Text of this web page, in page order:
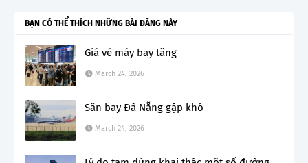
BẠN CÓ THỂ THÍCH NHỮNG BÀI ĐĂNG NÀY
Giá vé máy bay tăng
March 24, 2026
Sân bay Đà Nẵng gặp khó
March 24, 2026